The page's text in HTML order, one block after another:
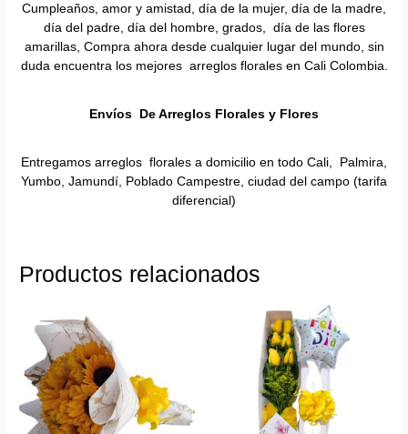
Cumpleaños, amor y amistad, día de la mujer, día de la madre,
día del padre, día del hombre, grados, día de las flores
amarillas, Compra ahora desde cualquier lugar del mundo, sin
duda encuentra los mejores arreglos florales en Cali Colombia.
Envíos De Arreglos Florales y Flores
Entregamos arreglos florales a domicilio en todo Cali, Palmira,
Yumbo, Jamundí, Poblado Campestre, ciudad del campo (tarifa
diferencial)
Productos relacionados